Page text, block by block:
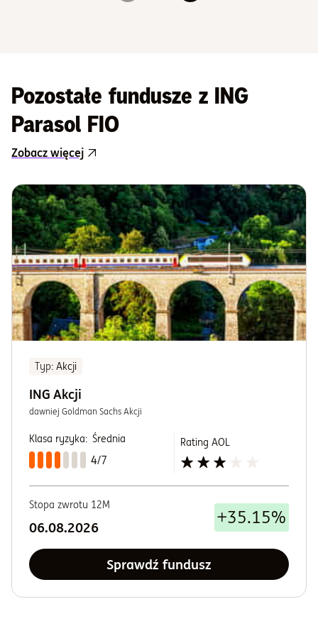
Pozostałe fundusze z ING
Parasol FIO
Zobacz więcej
Typ: Akcji
ING Akcji
dawniej Goldman Sachs Akcji
Klasa ryzyka: Średnia
4/7
Rating AOL
Stopa zwrotu 12M
06.08.2026 +35.15%
Sprawdź fundusz